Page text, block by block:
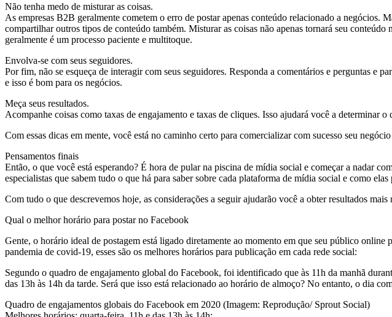
Não tenha medo de misturar as coisas.
As empresas B2B geralmente cometem o erro de postar apenas conteúdo relacionado a
compartilhar outros tipos de conteúdo também. Misturar as coisas não apenas tornará seu
geralmente é um processo paciente e multitoque.
Envolva-se com seus seguidores.
Por fim, não se esqueça de interagir com seus seguidores. Responda a comentários e perguntas e
e isso é bom para os negócios.
Meça seus resultados.
Acompanhe coisas como taxas de engajamento e taxas de cliques. Isso ajudará você a determinar
Com essas dicas em mente, você está no caminho certo para comercializar com sucesso seu
Pensamentos finais
Então, o que você está esperando? É hora de pular na piscina de mídia social e começar a nadar
especialistas que sabem tudo o que há para saber sobre cada plataforma de mídia social e como
Com tudo o que descrevemos hoje, as considerações a seguir ajudarão você a obter resultados
Qual o melhor horário para postar no Facebook
Gente, o horário ideal de postagem está ligado diretamente ao momento em que seu público
pandemia de covid-19, esses são os melhores horários para publicação em cada rede social:
Segundo o quadro de engajamento global do Facebook, foi identificado que às 11h da manhã
das 13h às 14h da tarde. Será que isso está relacionado ao horário de almoço? No entanto, o dia
Quadro de engajamentos globais do Facebook em 2020 (Imagem: Reprodução/ Sprout Social)